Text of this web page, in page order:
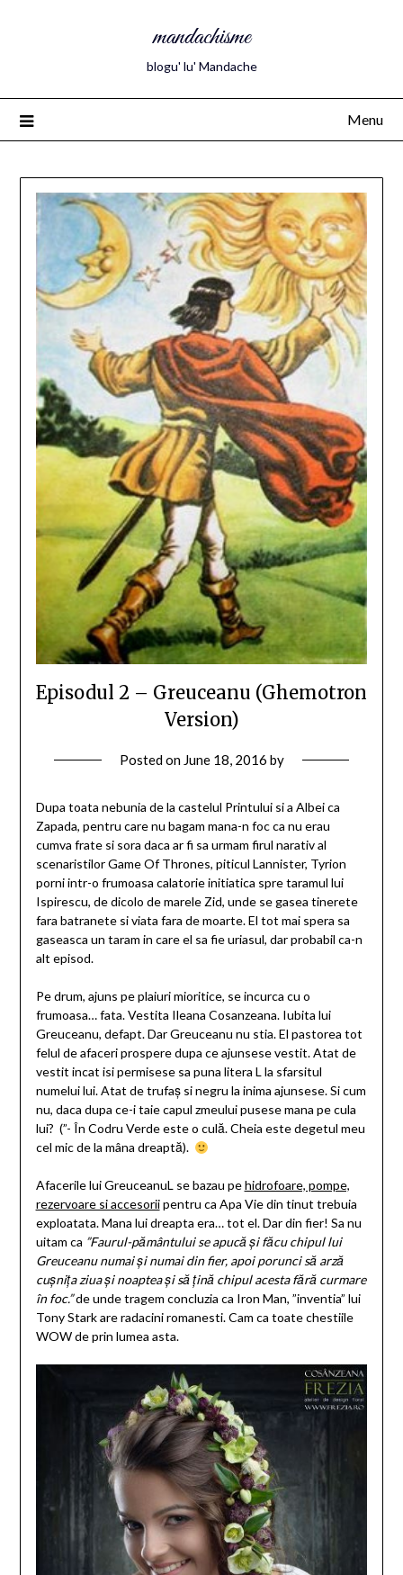
mandachisme
blogu' lu' Mandache
Menu
Episodul 2 – Greuceanu (Ghemotron
Version)
Posted on June 18, 2016 by
Dupa toata nebunia de la castelul Printului si a Albei ca
Zapada, pentru care nu bagam mana-n foc ca nu erau
cumva frate si sora daca ar fi sa urmam firul narativ al
scenaristilor Game Of Thrones, piticul Lannister, Tyrion
porni intr-o frumoasa calatorie initiatica spre taramul lui
Ispirescu, de dicolo de marele Zid, unde se gasea tinerete
fara batranete si viata fara de moarte. El tot mai spera sa
gaseasca un taram in care el sa fie uriasul, dar probabil ca-n
alt episod.
Pe drum, ajuns pe plaiuri mioritice, se incurca cu o
frumoasa… fata. Vestita Ileana Cosanzeana. Iubita lui
Greuceanu, defapt. Dar Greuceanu nu stia. El pastorea tot
felul de afaceri prospere dupa ce ajunsese vestit. Atat de
vestit incat isi permisese sa puna litera L la sfarsitul
numelui lui. Atat de trufaș si negru la inima ajunsese. Si cum
nu, daca dupa ce-i taie capul zmeului pusese mana pe cula
lui? (”- În Codru Verde este o culă. Cheia este degetul meu
cel mic de la mâna dreaptă).
Afacerile lui GreuceanuL se bazau pehidrofoare, pompe,
rezervoare si accesoriipentru ca Apa Vie din tinut trebuia
exploatata. Mana lui dreapta era… tot el. Dar din fier! Sa nu
uitam ca ”Faurul-pământului se apucă și făcu chipul lui
Greuceanu numai și numai din fier, apoi porunci să arză
cușnița ziua și noaptea și să țină chipul acesta fără curmare
în foc.”de unde tragem concluzia ca Iron Man, ”inventia” lui
Tony Stark are radacini romanesti. Cam ca toate chestiile
WOW de prin lumea asta.